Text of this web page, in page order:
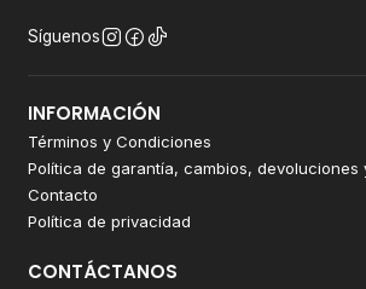
Síguenos
INFORMACIÓN
Términos y Condiciones
Política de garantía, cambios, devoluciones
Contacto
Política de privacidad
CONTÁCTANOS